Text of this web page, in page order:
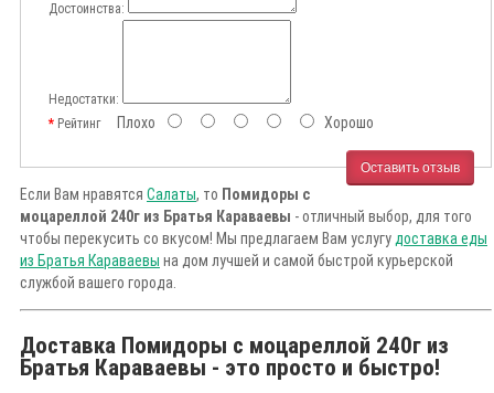
Достоинства:
Недостатки:
РейтингПлохо Хорошо
Оставить отзыв
Если Вам нравятся Салаты, то Помидоры с
моцареллой 240г из Братья Караваевы - отличный выбор, для того
чтобы перекусить со вкусом! Мы предлагаем Вам услугу доставка еды
из Братья Караваевы на дом лучшей и самой быстрой курьерской
службой вашего города.
Доставка Помидоры с моцареллой 240г из
Братья Караваевы - это просто и быстро!